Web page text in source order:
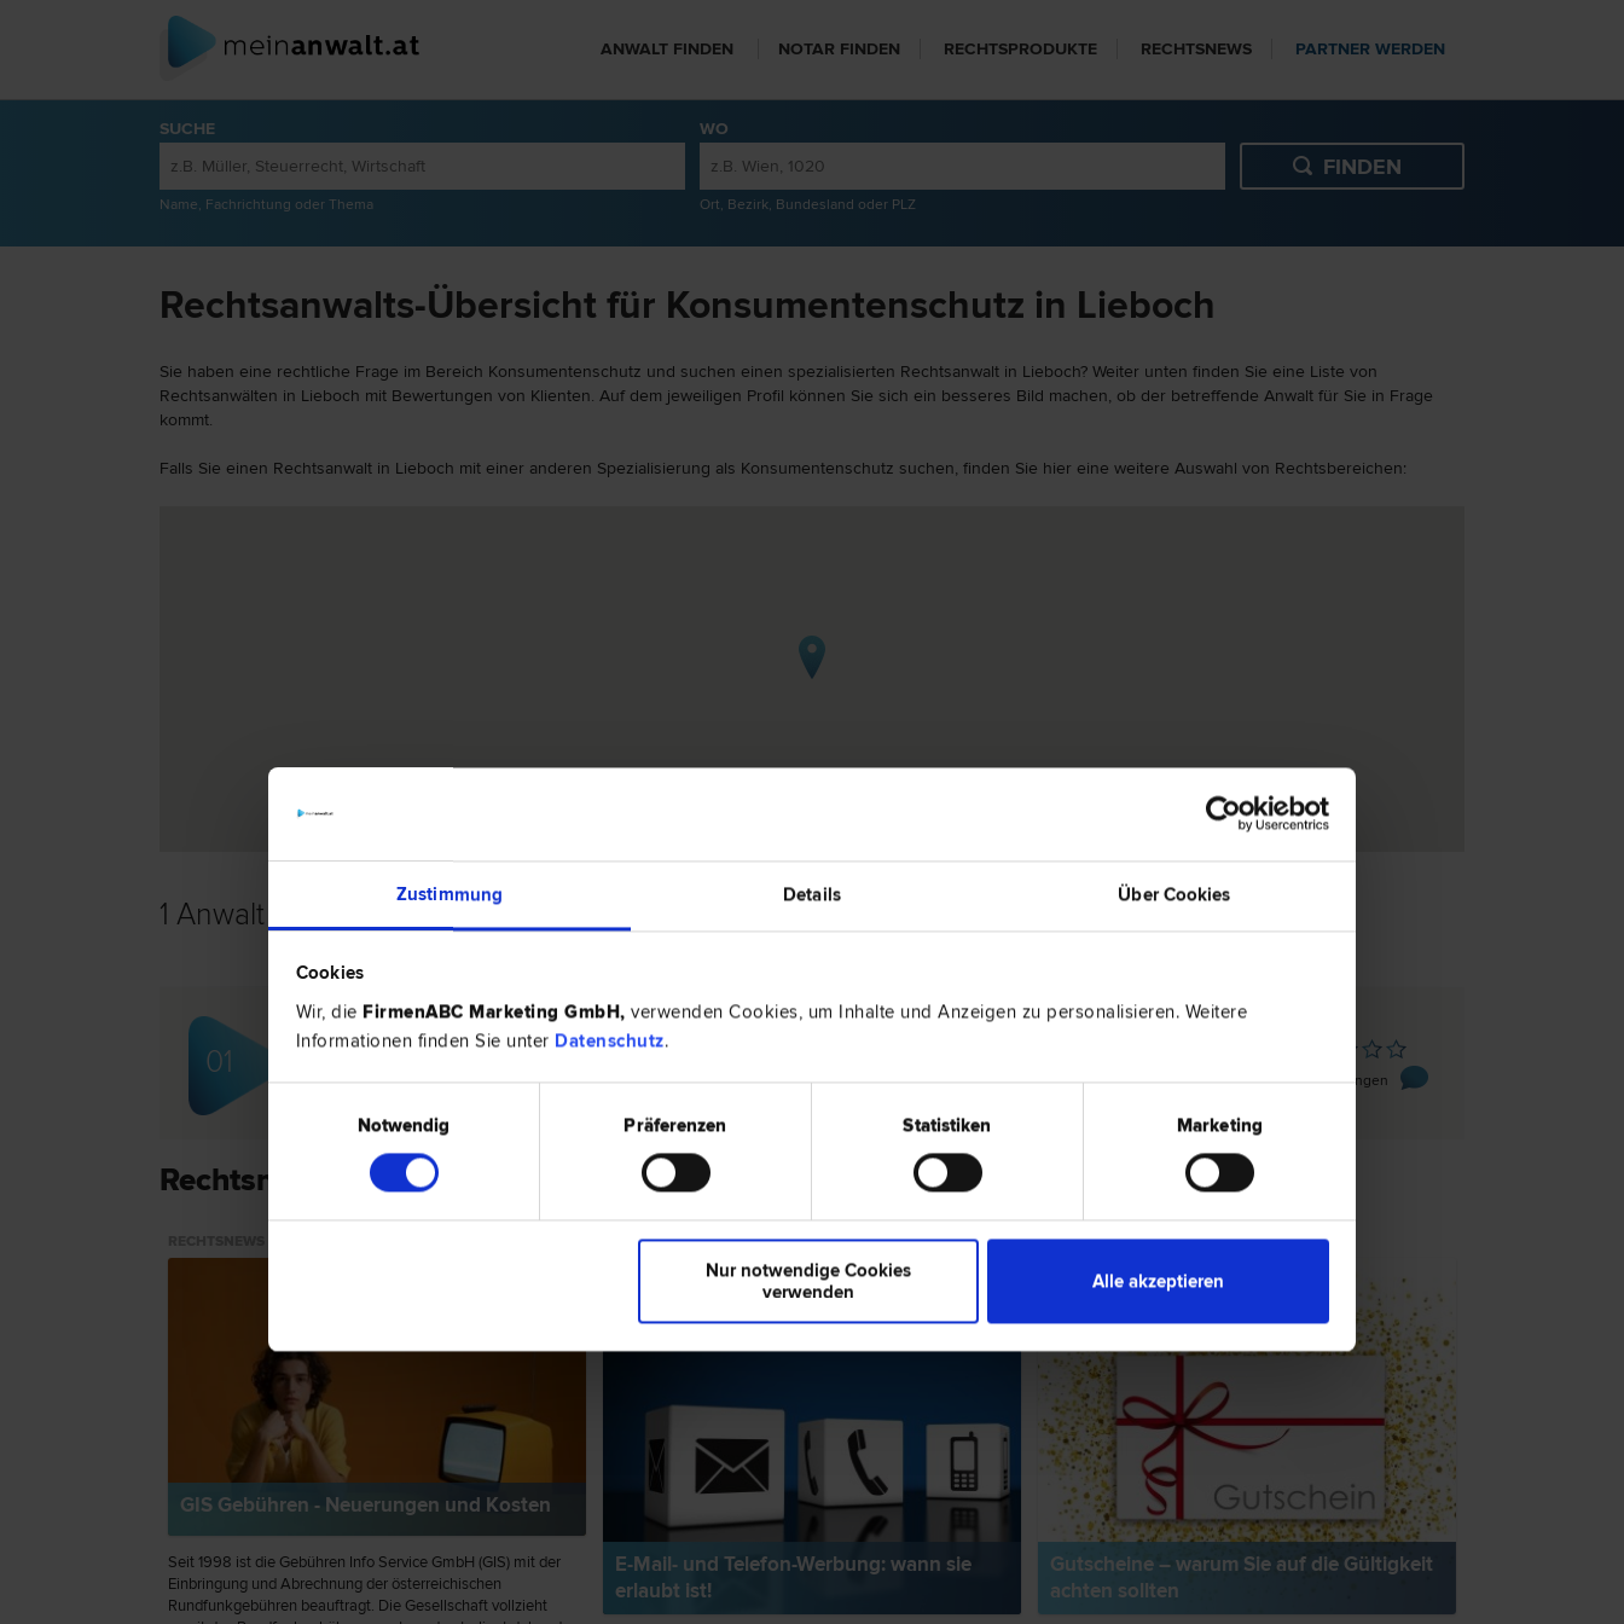
Zustimmung Details Über Cookies
Cookies
Wir, die FirmenABC Marketing GmbH, verwenden Cookies, um Inhalte und Anzeigen zu personalisieren. Weitere
Informationen finden Sie unter Datenschutz.
Notwendig
Präferenzen Statistiken Marketing
Nur notwendige Cookies
verwenden
Alle akzeptieren
ANWALT FINDEN NOTAR FINDEN RECHTSPRODUKTE RECHTSNEWS PARTNER WERDEN
SUCHE
Name, Fachrichtung oder Thema
WO
Ort, Bezirk, Bundesland oder PLZ
Rechtsanwalts-Übersicht für Konsumentenschutz in Lieboch
Sie haben eine rechtliche Frage im Bereich Konsumentenschutz und suchen einen spezialisierten Rechtsanwalt in Lieboch? Weiter unten finden Sie eine Liste von
Rechtsanwälten in Lieboch mit Bewertungen von Klienten. Auf dem jeweiligen Profil können Sie sich ein besseres Bild machen, ob der betreffende Anwalt für Sie in Frage
kommt.
Falls Sie einen Rechtsanwalt in Lieboch mit einer anderen Spezialisierung als Konsumentenschutz suchen, finden Sie hier eine weitere Auswahl von Rechtsbereichen:
1 Anwalt - Konsumentenschutz in Lieboch
01
Mag. Lukas Michael ANNERER
0 Bewertungen
Rechtsnews & Expertentipps zum Thema "Konsumentenschutz"
GIS Gebühren - Neuerungen und Kosten
Seit 1998 ist die Gebühren Info Service GmbH (GIS) mit der
Einbringung und Abrechnung der österreichischen
Rundfunkgebühren beauftragt. Die Gesellschaft vollzieht
RECHTSNEWS
E-Mail- und Telefon-Werbung: wann sie
erlaubt ist!
RECHTSNEWS
Gutscheine – warum Sie auf die Gültigkeit
achten sollten